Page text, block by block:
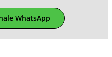
WhatsApp